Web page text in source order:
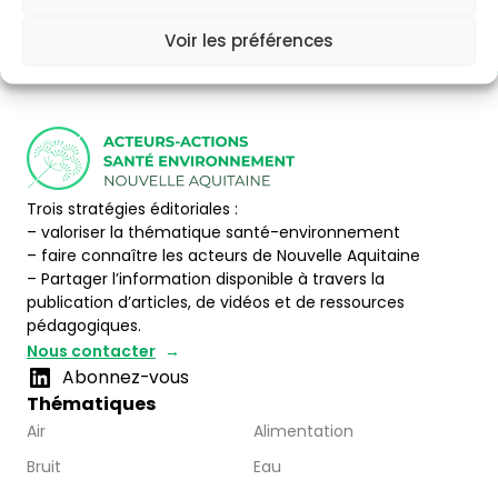
Voir les préférences
Trois stratégies éditoriales :
– valoriser la thématique santé-environnement
– faire connaître les acteurs de Nouvelle Aquitaine
– Partager l’information disponible à travers la
publication d’articles, de vidéos et de ressources
pédagogiques.
Nous contacter
Abonnez-vous
Thématiques
Air
Alimentation
Bruit
Eau